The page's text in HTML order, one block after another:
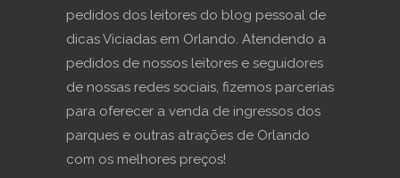
pedidos dos leitores do blog pessoal de
dicas Viciadas em Orlando. Atendendo a
pedidos de nossos leitores e seguidores
de nossas redes sociais, fizemos parcerias
para oferecer a venda de ingressos dos
parques e outras atrações de Orlando
com os melhores preços!